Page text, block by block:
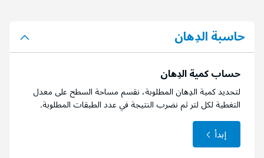
حاسبة الدِهان
حساب كمية الدِهان
لتحديد كمية الدِهان المطلوبة، نقسم مساحة السطح على معدل
التغطية لكل لتر ثم نضرب النتيجة في عدد الطبقات المطلوبة.
إبدأ